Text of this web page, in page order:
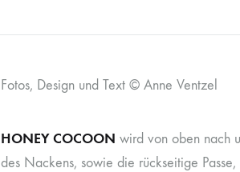
Fotos, Design und Text © Anne Ventzel
HONEY COCOON wird von oben nach
des Nackens, sowie die rückseitige